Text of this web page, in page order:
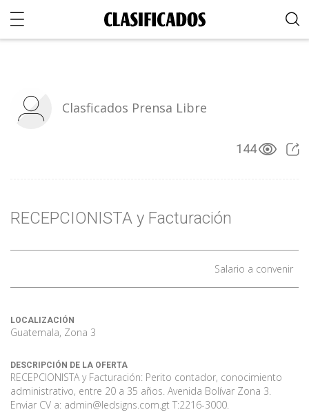
Clasficados Prensa Libre
144
RECEPCIONISTA y Facturación
Salario a convenir
LOCALIZACIÓN
Guatemala, Zona 3
DESCRIPCIÓN DE LA OFERTA
RECEPCIONISTA y Facturación: Perito contador, conocimiento
administrativo, entre 20 a 35 años. Avenida Bolívar Zona 3.
Enviar CV a: admin@ledsigns.com.gt T:2216-3000.